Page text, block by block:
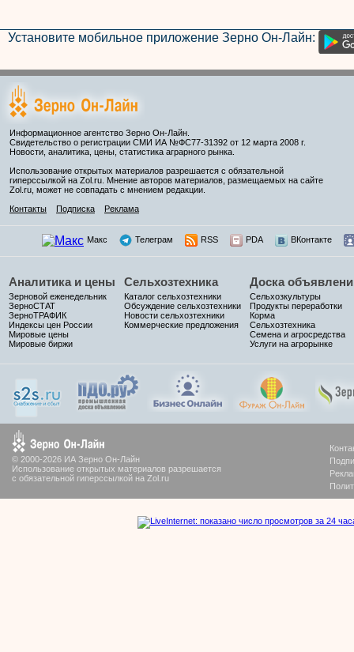
Установите мобильное приложение Зерно Он-Лайн:
Информационное агентство Зерно Он-Лайн.
Свидетельство о регистрации СМИ ИА №ФС77-31392 от 12 марта 2008 г.
Новости, аналитика, цены, статистика аграрного рынка.
Использование открытых материалов разрешается с обязательной
гиперссылкой на Zol.ru. Мнение авторов материалов, размещаемых на сайте
Zol.ru, может не совпадать с мнением редакции.
Контакты
Подписка Реклама
Макс Телеграм RSS PDA ВКонтакте
Аналитика и цены
Зерновой еженедельник
ЗерноСТАТ
ЗерноТРАФИК
Индексы цен России
Мировые цены
Мировые биржи
Сельхозтехника
Каталог сельхозтехники
Обсуждение сельхозтехники
Новости сельхозтехники
Коммерческие предложения
Доска
Сельхозкультуры
Продукты переработки
Корма
Сельхозтехника
Семена и агросредства
Услуги на агрорынке
© 2000-2026 ИА Зерно Он-Лайн
Использование открытых материалов разрешается
с обязательной гиперссылкой на Zol.ru